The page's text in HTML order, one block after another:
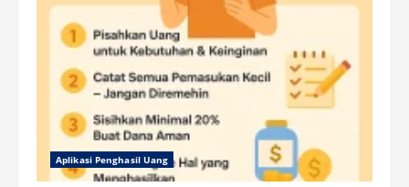
Aplikasi Penghasil Uang